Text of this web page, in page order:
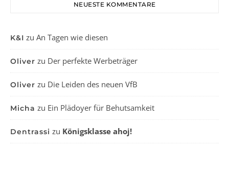
NEUESTE KOMMENTARE
K&I zu An Tagen wie diesen
Oliver zu Der perfekte Werbeträger
Oliver zu Die Leiden des neuen VfB
Micha zu Ein Plädoyer für Behutsamkeit
Dentrassi zu Königsklasse ahoj!